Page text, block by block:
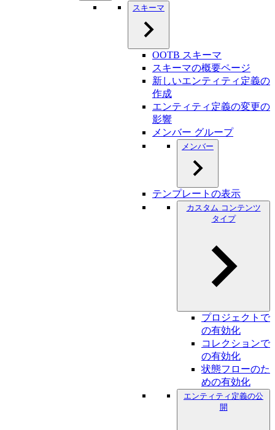
スキーマ
OOTB スキーマ
スキーマの概要ページ
新しいエンティティ定義の
作成
エンティティ定義の変更の
影響
メンバー グループ
メンバー
テンプレートの表示
カスタム コンテンツ
タイプ
プロジェクトで
の有効化
コレクションで
の有効化
状態フローのた
めの有効化
エンティティ定義の公
開